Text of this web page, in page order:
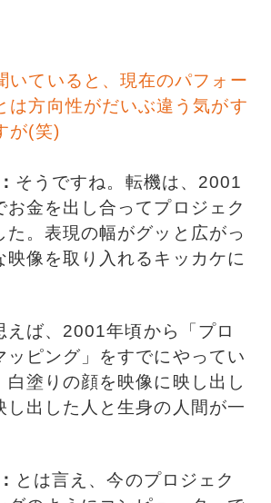
いていると、現在のパフォー
は方向性がだいぶ違う気がす
が(笑)
そうですね。転機は、2001
お金を出し合ってプロジェク
た。表現の幅がグッと広がっ
映像を取り入れるキッカケに
えば、2001年頃から「プロ
ッピング」をすでにやってい
白塗りの顔を映像に映し出し
し出した人と生身の人間が一
とは言え、今のプロジェク